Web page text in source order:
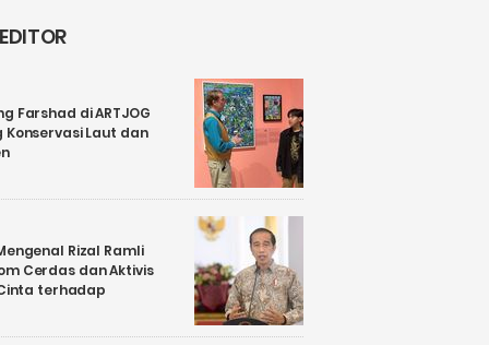
Farshad di ARTJOG
Konservasi Laut dan
Rizal Ramli
Cerdas dan Aktivis
terhadap